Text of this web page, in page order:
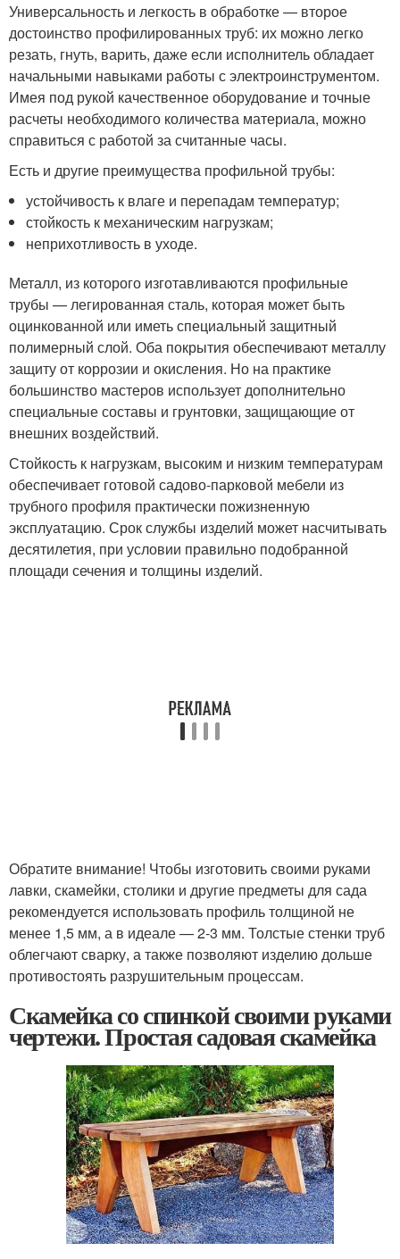
Универсальность и легкость в обработке — второе
достоинство профилированных труб: их можно легко
резать, гнуть, варить, даже если исполнитель обладает
начальными навыками работы с электроинструментом.
Имея под рукой качественное оборудование и точные
расчеты необходимого количества материала, можно
справиться с работой за считанные часы.
Есть и другие преимущества профильной трубы:
устойчивость к влаге и перепадам температур;
стойкость к механическим нагрузкам;
неприхотливость в уходе.
Металл, из которого изготавливаются профильные
трубы — легированная сталь, которая может быть
оцинкованной или иметь специальный защитный
полимерный слой. Оба покрытия обеспечивают металлу
защиту от коррозии и окисления. Но на практике
большинство мастеров использует дополнительно
специальные составы и грунтовки, защищающие от
внешних воздействий.
Стойкость к нагрузкам, высоким и низким температурам
обеспечивает готовой садово-парковой мебели из
трубного профиля практически пожизненную
эксплуатацию. Срок службы изделий может насчитывать
десятилетия, при условии правильно подобранной
площади сечения и толщины изделий.
Обратите внимание! Чтобы изготовить своими руками
лавки, скамейки, столики и другие предметы для сада
рекомендуется использовать профиль толщиной не
менее 1,5 мм, а в идеале — 2-3 мм. Толстые стенки труб
облегчают сварку, а также позволяют изделию дольше
противостоять разрушительным процессам.
Скамейка со спинкой своими руками
чертежи. Простая садовая скамейка